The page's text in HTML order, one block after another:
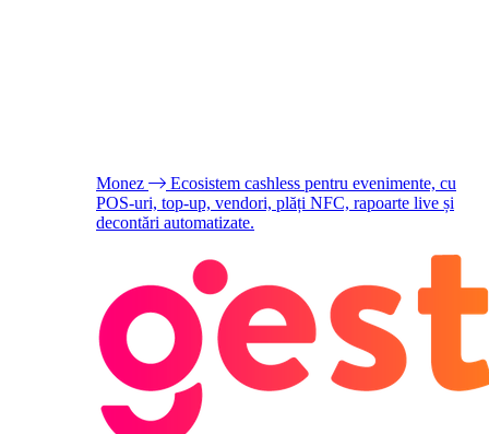
Monez
Ecosistem cashless pentru evenimente, cu
POS-uri, top-up, vendori, plăți NFC, rapoarte live și
decontări automatizate.